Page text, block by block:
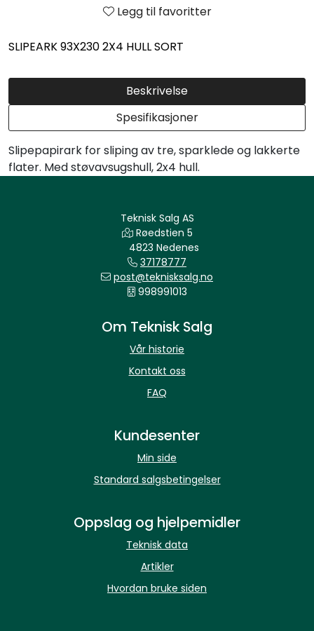
Legg til favoritter
SLIPEARK 93X230 2X4 HULL SORT
Beskrivelse
Spesifikasjoner
Slipepapirark for sliping av tre, sparklede og lakkerte
flater. Med støvavsugshull, 2x4 hull.
Teknisk Salg AS
Røedstien 5
4823 Nedenes
37178777
post@teknisksalg.no
998991013
Om Teknisk Salg
Vår historie
Kontakt oss
FAQ
Kundesenter
Min side
Standard salgsbetingelser
Oppslag og hjelpemidler
Teknisk data
Artikler
Hvordan bruke siden